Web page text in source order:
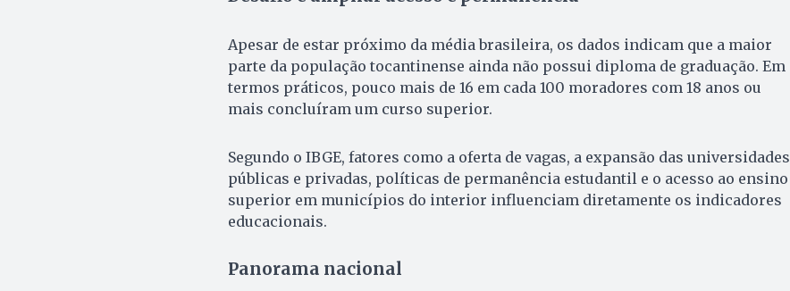
Apesar de estar próximo da média brasileira, os dados indicam que a maior
parte da população tocantinense ainda não possui diploma de graduação. Em
termos práticos, pouco mais de 16 em cada 100 moradores com 18 anos ou
mais concluíram um curso superior.
Segundo o IBGE, fatores como a oferta de vagas, a expansão das universidades
públicas e privadas, políticas de permanência estudantil e o acesso ao ensino
superior em municípios do interior influenciam diretamente os indicadores
educacionais.
Panorama nacional